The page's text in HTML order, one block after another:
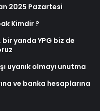
2025 Pazartesi
Kimdir ?
yanda YPG biz de
uyanık olmayı unutma
ve banka hesaplarına